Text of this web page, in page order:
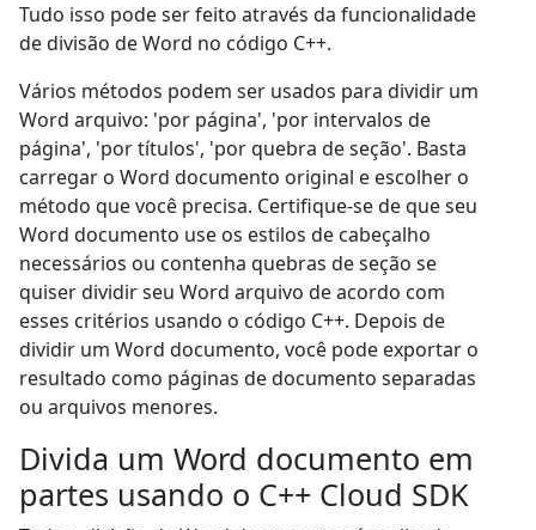
Tudo isso pode ser feito através da funcionalidade
de divisão de Word no código C++.
Vários métodos podem ser usados para dividir um
Word arquivo: 'por página', 'por intervalos de
página', 'por títulos', 'por quebra de seção'. Basta
carregar o Word documento original e escolher o
método que você precisa. Certifique-se de que seu
Word documento use os estilos de cabeçalho
necessários ou contenha quebras de seção se
quiser dividir seu Word arquivo de acordo com
esses critérios usando o código C++. Depois de
dividir um Word documento, você pode exportar o
resultado como páginas de documento separadas
ou arquivos menores.
Divida um Word documento em
partes usando o C++ Cloud SDK